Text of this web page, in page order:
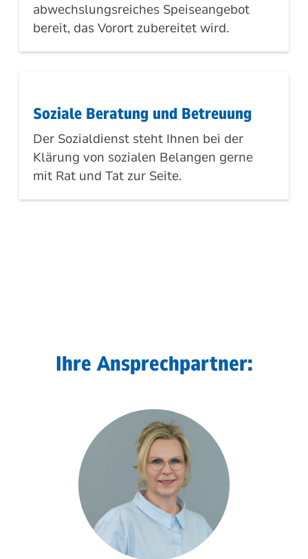
abwechslungsreiches Speiseangebot
bereit, das Vorort zubereitet wird.
Soziale Beratung und Betreuung
Der Sozialdienst steht Ihnen bei der
Klärung von sozialen Belangen gerne
mit Rat und Tat zur Seite.
Ihre Ansprechpartner: